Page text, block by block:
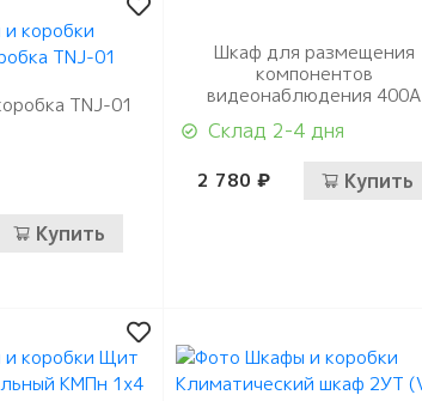
TNJ-01
Купить
Шкаф для размещения
компонентов
видеонаблюдения 400А
Склад 2-4 дня
2 780 ₽ Купить